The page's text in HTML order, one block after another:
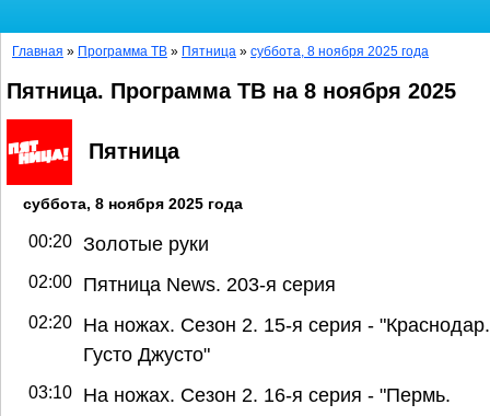
Главная » Программа ТВ » Пятница » суббота, 8 ноября 2025 года
Пятница. Программа ТВ на 8 ноября 2025
Пятница
суббота, 8 ноября 2025 года
00:20 Золотые руки
02:00 Пятница News. 203-я серия
02:20
На ножах. Сезон 2. 15-я серия - "Краснодар.
Густо Джусто"
03:10
На ножах. Сезон 2. 16-я серия - "Пермь.